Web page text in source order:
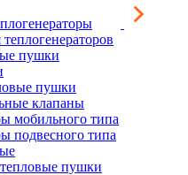
пушки
пушки
клапаны
мобильного типа
подвесного типа
пушки